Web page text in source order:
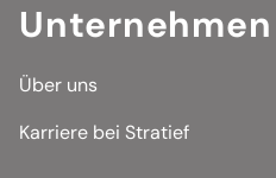
Unternehmen
Über uns
Karriere bei Stratief